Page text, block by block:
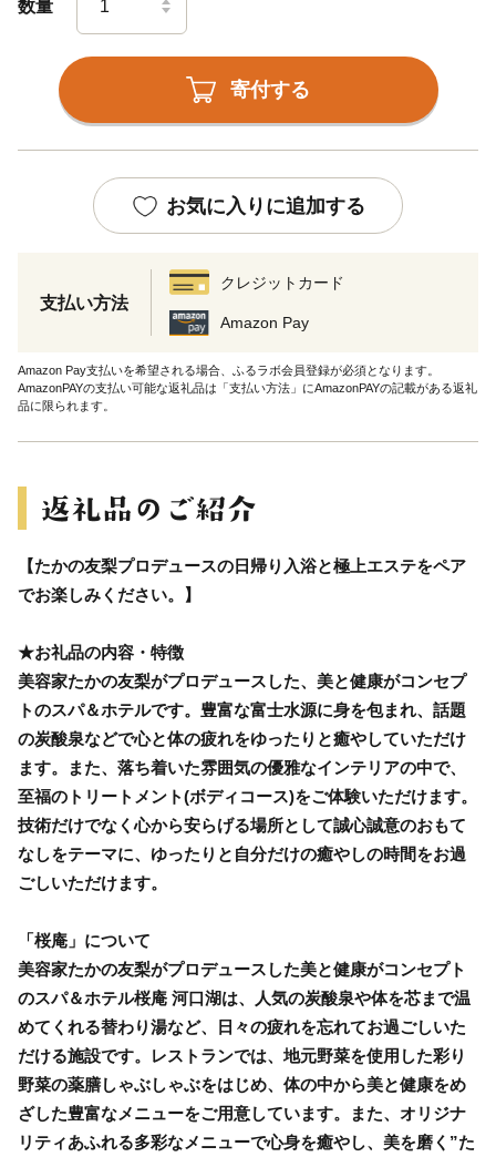
数量
寄付する
お気に入りに追加する
支払い方法
クレジットカード
Amazon Pay
Amazon Pay支払いを希望される場合、ふるラボ会員登録が必須となります。
AmazonPAYの支払い可能な返礼品は「支払い方法」にAmazonPAYの記載がある返礼
品に限られます。
【たかの友梨プロデュースの日帰り入浴と極上エステをペア
でお楽しみください。】
★お礼品の内容・特徴
美容家たかの友梨がプロデュースした、美と健康がコンセプ
トのスパ＆ホテルです。豊富な富士水源に身を包まれ、話題
の炭酸泉などで心と体の疲れをゆったりと癒やしていただけ
ます。また、落ち着いた雰囲気の優雅なインテリアの中で、
至福のトリートメント(ボディコース)をご体験いただけます。
技術だけでなく心から安らげる場所として誠心誠意のおもて
なしをテーマに、ゆったりと自分だけの癒やしの時間をお過
ごしいただけます。
「桜庵」について
美容家たかの友梨がプロデュースした美と健康がコンセプト
のスパ＆ホテル桜庵 河口湖は、人気の炭酸泉や体を芯まで温
めてくれる替わり湯など、日々の疲れを忘れてお過ごしいた
だける施設です。レストランでは、地元野菜を使用した彩り
野菜の薬膳しゃぶしゃぶをはじめ、体の中から美と健康をめ
ざした豊富なメニューをご用意しています。また、オリジナ
リティあふれる多彩なメニューで心身を癒やし、美を磨く”た